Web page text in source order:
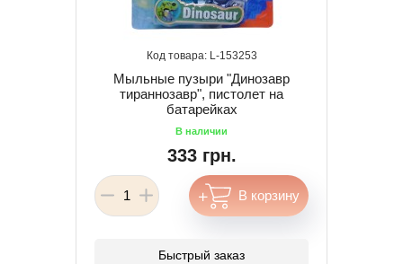
153253
Мыльные пузыри "Динозавр
тираннозавр", пистолет на
батарейках
333 грн.
Быстрый заказ